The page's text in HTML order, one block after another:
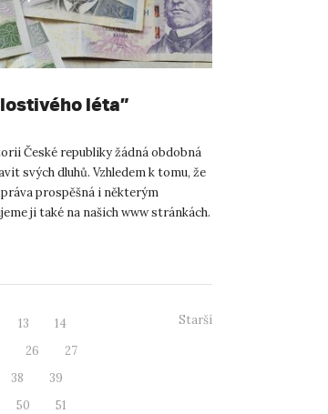
léta”
České republiky žádná obdobná
svých dluhů. Vzhledem k tomu, že
prospěšná i některým
ji také na našich www stránkách.
13
14
26
27
38
39
50
51
Starší